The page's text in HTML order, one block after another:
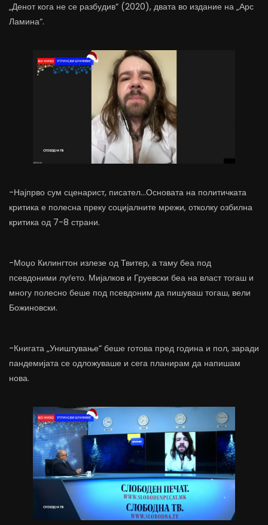
„Денот кога не се разбудив“ (2020), двата во издание на „Арс
Ламина“.
-Најпрво сум сценарист, писател…Основата на политичката
критика е полесна преку социјалните мрежи, отколку озбилна
критика од 7-8 страни.
-Моџо Килингтон излезе од Твитер, а таму беа под
псевдоними луѓето. Мијалков и Груевски беа на власт тогаш и
многу полесно беше под псевдоним да пишуваш тогаш, вели
Божиновски.
-Книгата „Уништување“ беше готова пред година и пол, заради
пандемијата се одложуваше и сега планирам да напишам
нова.